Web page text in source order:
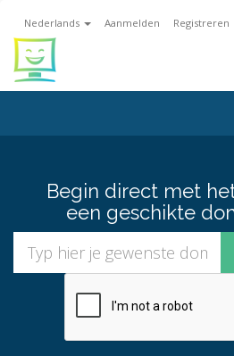
Nederlands Aanmelden Registreren
Begin direct met
een geschikte